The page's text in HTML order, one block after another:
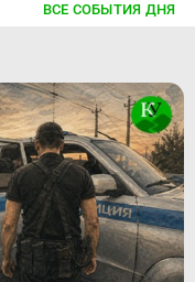
ВСЕ СОБЫТИЯ ДНЯ